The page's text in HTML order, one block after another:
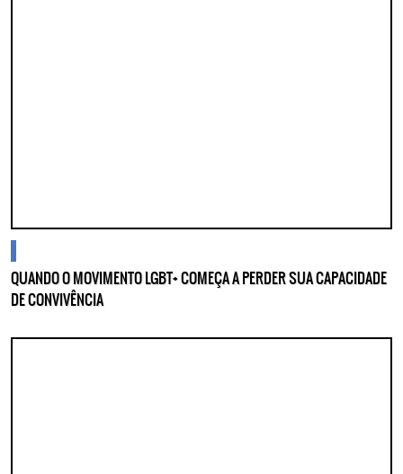
QUANDO O MOVIMENTO LGBT+ COMEÇA A PERDER SUA CAPACIDADE
DE CONVIVÊNCIA